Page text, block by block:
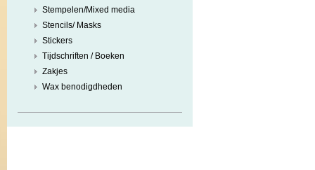
Stempelen/Mixed media
Stencils/ Masks
Stickers
Tijdschriften / Boeken
Zakjes
Wax benodigdheden